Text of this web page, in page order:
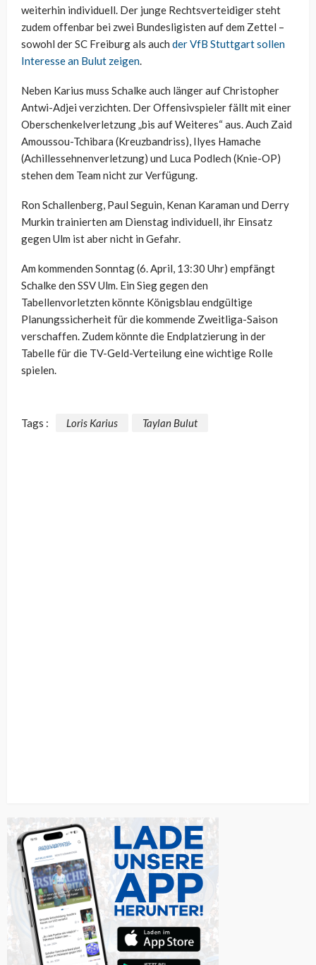
weiterhin individuell. Der junge Rechtsverteidiger steht
zudem offenbar bei zwei Bundesligisten auf dem Zettel –
sowohl der SC Freiburg als auch der VfB Stuttgart sollen
Interesse an Bulut zeigen.
Neben Karius muss Schalke auch länger auf Christopher
Antwi-Adjei verzichten. Der Offensivspieler fällt mit einer
Oberschenkelverletzung „bis auf Weiteres“ aus. Auch Zaid
Amoussou-Tchibara (Kreuzbandriss), Ilyes Hamache
(Achillessehnenverletzung) und Luca Podlech (Knie-OP)
stehen dem Team nicht zur Verfügung.
Ron Schallenberg, Paul Seguin, Kenan Karaman und Derry
Murkin trainierten am Dienstag individuell, ihr Einsatz
gegen Ulm ist aber nicht in Gefahr.
Am kommenden Sonntag (6. April, 13:30 Uhr) empfängt
Schalke den SSV Ulm. Ein Sieg gegen den
Tabellenvorletzten könnte Königsblau endgültige
Planungssicherheit für die kommende Zweitliga-Saison
verschaffen. Zudem könnte die Endplatzierung in der
Tabelle für die TV-Geld-Verteilung eine wichtige Rolle
spielen.
Tags : Loris Karius Taylan Bulut